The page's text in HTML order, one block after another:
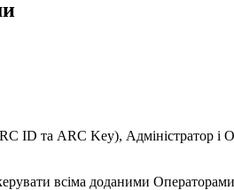
ID та ARC Key), Адміністратор
всіма доданими